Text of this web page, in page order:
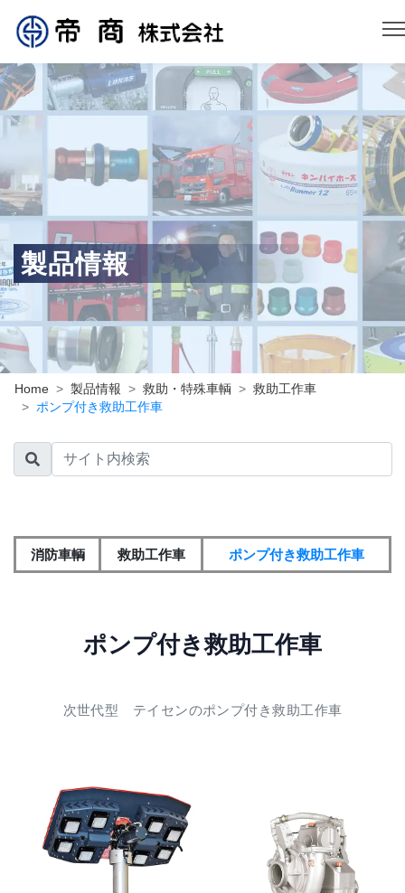
製品情報
Home 製品情報 救助・特殊車輌
救助工作車
ポンプ付き救助工作車
消防車輌 救助工作車 ポンプ付き救助工作車
ポンプ付き救助工作車
次世代型 テイセンのポンプ付き救助工作車